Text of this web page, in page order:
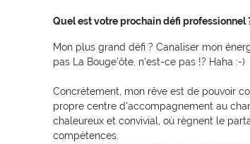
Quel est votre prochain défi professionnel
Mon plus grand défi ? Canaliser mon
pas La Bouge’ôte, n'est-ce pas !? Haha :-)
Concrètement, mon rêve est de pouvoir
propre centre d'accompagnement au
chaleureux et convivial, où règnent le
compétences.